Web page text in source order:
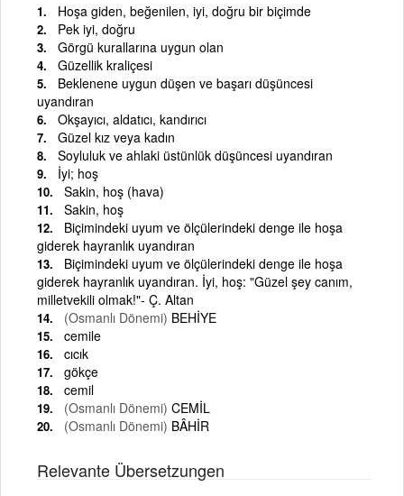
Hoşa giden, beğenilen, iyi, doğru bir biçimde
Pek iyi, doğru
Görgü kurallarına uygun olan
Güzellik kraliçesi
Beklenene uygun düşen ve başarı düşüncesi
uyandıran
Okşayıcı, aldatıcı, kandırıcı
Güzel kız veya kadın
Soyluluk ve ahlaki üstünlük düşüncesi uyandıran
İyi; hoş
Sakin, hoş (hava)
Sakin, hoş
Biçimindeki uyum ve ölçülerindeki denge ile hoşa
giderek hayranlık uyandıran
Biçimindeki uyum ve ölçülerindeki denge ile hoşa
giderek hayranlık uyandıran. İyi, hoş: "Güzel şey canım,
milletvekili olmak!"- Ç. Altan
(Osmanlı Dönemi) BEHİYE
cemile
cıcık
gökçe
cemil
(Osmanlı Dönemi) CEMİL
(Osmanlı Dönemi) BÂHİR
Relevante Übersetzungen